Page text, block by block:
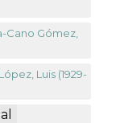
Cano Gómez,
Luis (1929-